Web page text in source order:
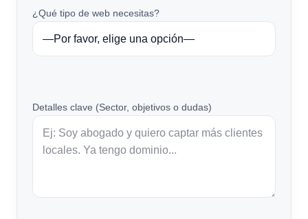
¿Qué tipo de web necesitas?
Detalles clave (Sector, objetivos o dudas)